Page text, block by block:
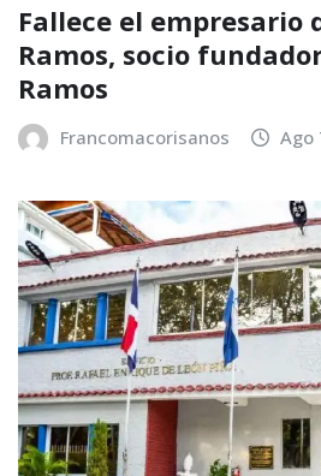
Fallece el empresario
Ramos, socio
Ramos
Francomacorisanos Ago